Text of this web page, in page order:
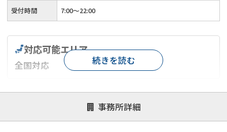
受付時間 7:00〜22:00
事務所詳細
対応可能エリア
全国対応
対応が親身 オンライン面談可能
レスポンスが早い
1億円以上の買取可
続きを読む